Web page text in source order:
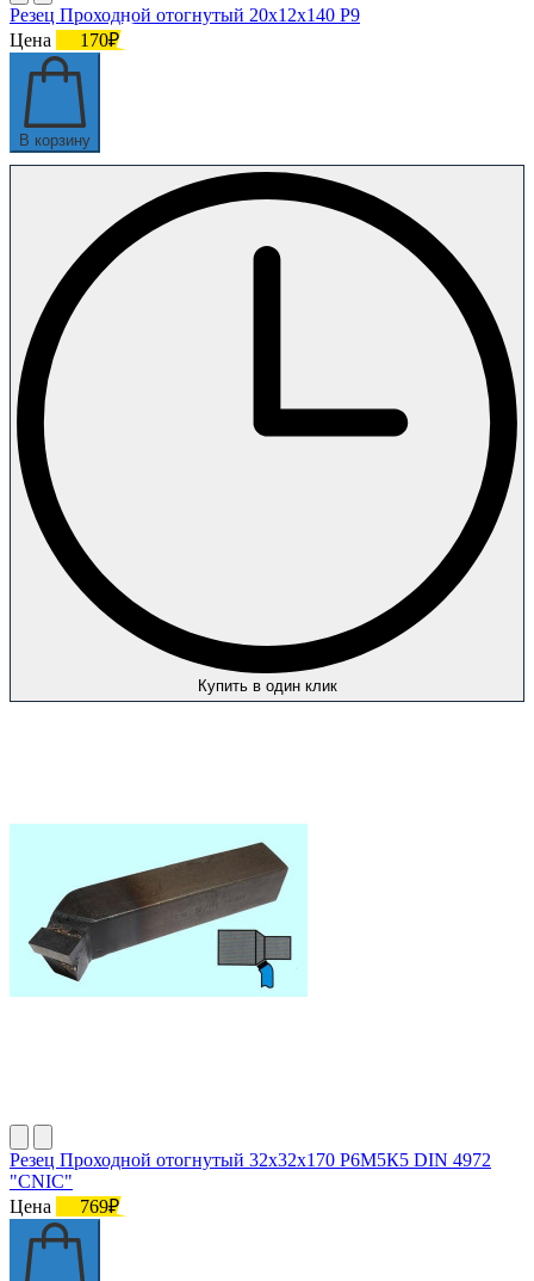
Резец Проходной отогнутый 20х12х140 Р9
Цена
170₽
В корзину
Купить в один клик
Резец Проходной отогнутый 32х32х170 Р6М5К5 DIN 4972
"CNIC"
Цена
769₽